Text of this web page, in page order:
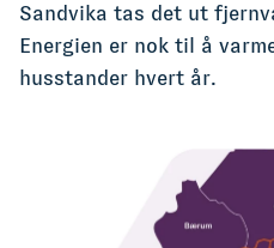
Sandvika tas det ut
Energien er nok til å
husstander hvert år.